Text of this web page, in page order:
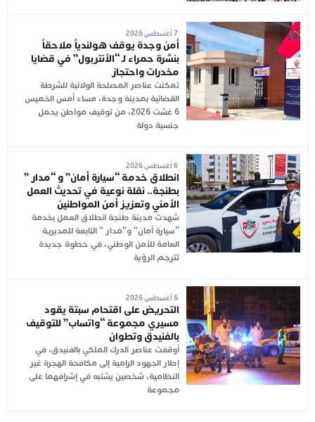
7 أغسطس 2026
أمن وجدة يوقف هولندياً ملاحقاً
بنشرة حمراء لـ “الأنتربول” في قضايا
مخدرات واحتجاز
تمكنت عناصر المصلحة الولائية للشرطة
القضائية بمدينة وجدة، مساء أمس الخميس
6 غشت 2026، من توقيف مواطن يحمل
جنسية دولة
6 أغسطس 2026
انطلاق خدمة “سيارة أمان” و “مدار ”
بطنجة.. نقلة نوعية في تحديث العمل
الأمني وتعزيز أمن المواطنين
شهدت مدينة طنجة انطلاق العمل بخدمة
“سيارة أمان” و”مدار ” التابعة للمديرية
العامة للأمن الوطني، في خطوة جديدة
تترجم الرؤية
6 أغسطس 2026
التحريض على اقتحام سبتة يقود
مسيري مجموعة “واتساب” للتوقيف
بالفنيدق وتطوان
أوقفت عناصر الدرك الملكي بالفنيدق، في
إطار الجهود الرامية إلى مكافحة الهجرة غير
النظامية، شخصين يشتبه في إشرافهما على
مجموعة